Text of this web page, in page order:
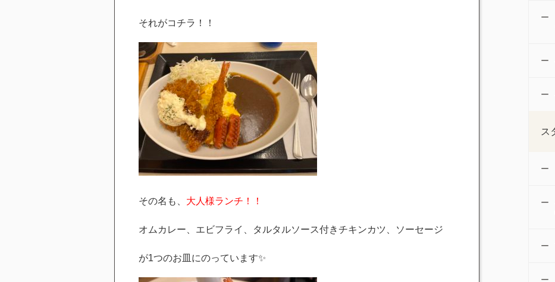
それがコチラ！！
その名も、 大人様ランチ！！
オムカレー、エビフライ、タルタルソース付きチキンカツ、ソーセージ
が1つのお皿にのっています✨
ス